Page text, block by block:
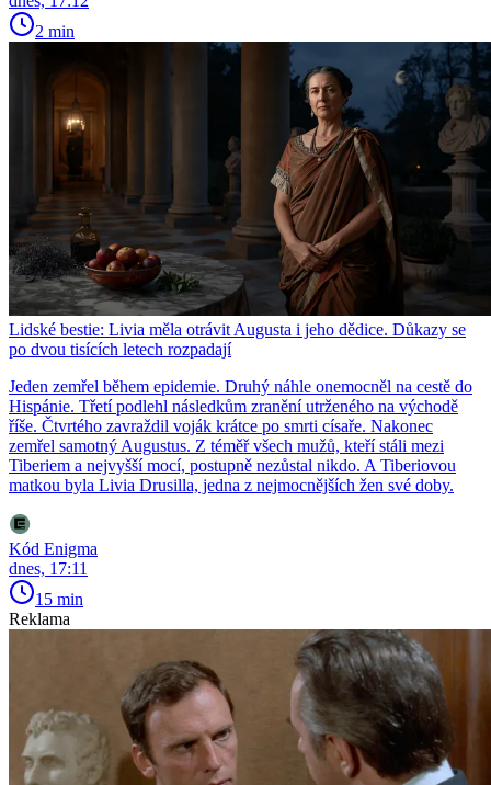
2 min
Lidské bestie: Livia měla otrávit Augusta i jeho dědice. Důkazy se
po dvou tisících letech rozpadají
Jeden zemřel během epidemie. Druhý náhle onemocněl na cestě do
Hispánie. Třetí podlehl následkům zranění utrženého na východě
říše. Čtvrtého zavraždil voják krátce po smrti císaře. Nakonec
zemřel samotný Augustus. Z téměř všech mužů, kteří stáli mezi
Tiberiem a nejvyšší mocí, postupně nezůstal nikdo. A Tiberiovou
matkou byla Livia Drusilla, jedna z nejmocnějších žen své doby.
Kód Enigma
dnes, 17:11
15 min
Reklama